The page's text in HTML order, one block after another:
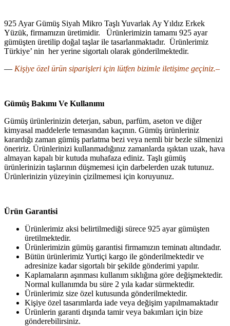
925 Ayar Gümüş Siyah Mikro Taşlı Yuvarlak Ay Yıldız Erkek
Yüzük, firmamızın üretimidir. Ürünlerimizin tamamı 925 ayar
gümüşten üretilip doğal taşlar ile tasarlanmaktadır. Ürünlerimiz
Türkiye’ nin her yerine sigortalı olarak gönderilmektedir.
— Kişiye özel ürün siparişleri için lütfen bizimle iletişime geçiniz.–
Gümüş Bakımı Ve Kullanımı
Gümüş ürünlerinizin deterjan, sabun, parfüm, aseton ve diğer
kimyasal maddelerle temasından kaçının. Gümüş ürünleriniz
karardığı zaman gümüş parlatma bezi veya nemli bir bezle silmenizi
öneririz. Ürünlerinizi kullanmadığınız zamanlarda ışıktan uzak, hava
almayan kapalı bir kutuda muhafaza ediniz. Taşlı gümüş
ürünlerinizin taşlarının düşmemesi için darbelerden uzak tutunuz.
Ürünlerinizin yüzeyinin çizilmemesi için koruyunuz.
Ürün Garantisi
Ürünlerimiz aksi belirtilmediği sürece 925 ayar gümüşten
üretilmektedir.
Ürünlerimizin gümüş garantisi firmamızın teminatı altındadır.
Bütün ürünlerimiz Yurtiçi kargo ile gönderilmektedir ve
adresinize kadar sigortalı bir şekilde gönderimi yapılır.
Kaplamaların aşınması kullanım sıklığına göre değişmektedir.
Normal kullanımda bu süre 2 yıla kadar sürmektedir.
Ürünlerimiz size özel kutusunda gönderilmektedir.
Kişiye özel tasarımlarda iade veya değişim yapılmamaktadır
Ürünlerin garanti dışında tamir veya bakımları için bize
gönderebilirsiniz.